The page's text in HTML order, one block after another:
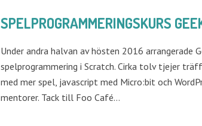
SPELPROGRAMMERINGSKURS
Under andra halvan av hösten 2016 arrangerade
spelprogrammering i Scratch. Cirka tolv tjejer
med mer spel, javascript med Micro:bit och
mentorer. Tack till Foo Café…